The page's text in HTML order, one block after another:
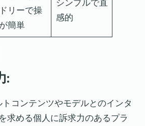
リーで操
簡単
シンプルで直
感的
:
コンテンツやモデルとのインタ
求める個人に訴求力のあるプラ